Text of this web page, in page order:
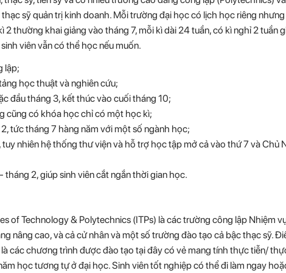
sỹ quản trị kinh doanh. Mỗi trường đại học có lịch học riêng
2 thường khai giảng vào tháng 7, mỗi kì dài 24 tuần, có kì nghỉ 2 tuần
viên vẫn có thể học nếu muốn.
lập;
học thuật và nghiên cứu;
đầu tháng 3, kết thúc vào cuối tháng 10;
cũng có khóa học chỉ có một học kì;
tức tháng 7 hàng năm với một số ngành học;
nhiên hệ thống thư viện và hỗ trợ học tập mở cả vào thứ 7 và Chủ
2, giúp sinh viên cắt ngắn thời gian học.
of Technology & Polytechnics (ITPs) là các trường công lập Nhiệm
nâng cao, và cả cử nhân và một số trường đào tạo cả bậc thạc sỹ.
các chương trình được đào tạo tại đây có vẻ mang tính thực tiễn/
học tương tự ở đại học. Sinh viên tốt nghiệp có thể đi làm ngay